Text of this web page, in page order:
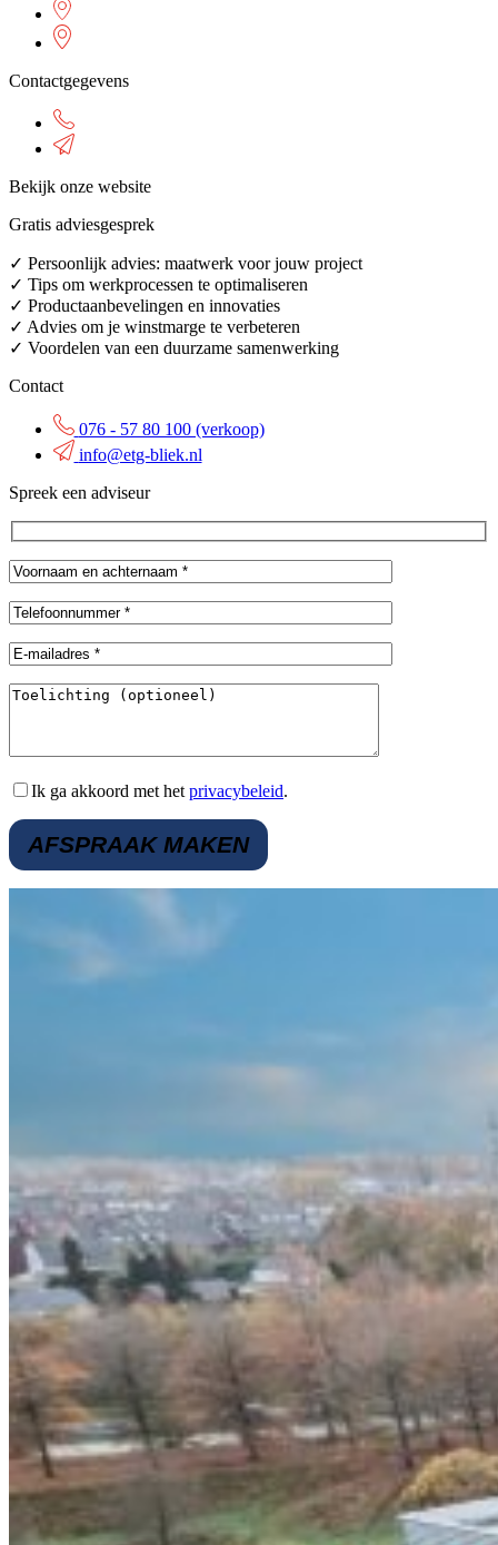
Contactgegevens
Bekijk onze website
Gratis adviesgesprek
✓ Persoonlijk advies: maatwerk voor jouw project
✓ Tips om werkprocessen te optimaliseren
✓ Productaanbevelingen en innovaties
✓ Advies om je winstmarge te verbeteren
✓ Voordelen van een duurzame samenwerking
Contact
076 - 57 80 100 (verkoop)
info@etg-bliek.nl
Spreek een adviseur
Ik ga akkoord met hetprivacybeleid.